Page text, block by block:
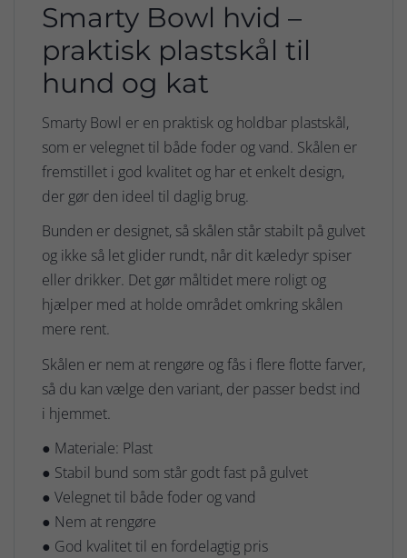
Smarty Bowl hvid –
praktisk plastskål til
hund og kat
Smarty Bowl er en praktisk og holdbar plastskål,
som er velegnet til både foder og vand. Skålen er
fremstillet i god kvalitet og har et enkelt design,
der gør den ideel til daglig brug.
Bunden er designet, så skålen står stabilt på gulvet
og ikke så let glider rundt, når dit kæledyr spiser
eller drikker. Det gør måltidet mere roligt og
hjælper med at holde området omkring skålen
mere rent.
Skålen er nem at rengøre og fås i flere flotte farver,
så du kan vælge den variant, der passer bedst ind
i hjemmet.
● Materiale: Plast
● Stabil bund som står godt fast på gulvet
● Velegnet til både foder og vand
● Nem at rengøre
● God kvalitet til en fordelagtig pris